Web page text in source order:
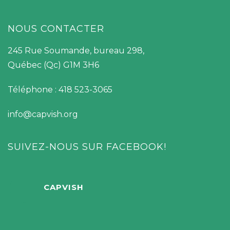
NOUS CONTACTER
245 Rue Soumande, bureau 298,
Québec (Qc) G1M 3H6
Téléphone : 418 523-3065
info@capvish.org
SUIVEZ-NOUS SUR FACEBOOK!
CAPVISH